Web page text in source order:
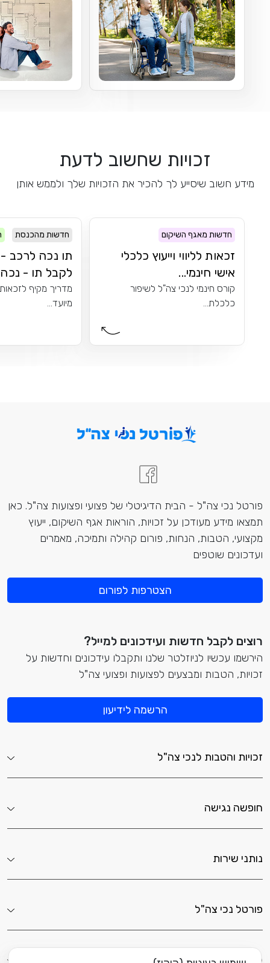
זכויות שחשוב לדעת
מידע חשוב שיסייע לך להכיר את הזכויות שלך ולממש אותן
חדשות מאגף השיקום
זכאות לליווי וייעוץ כלכלי
אישי חינמי...
קורס חינמי לנכי צה"ל לשיפור
כלכלת...
חדשות מהכנסת
תו נכה לרכב -
לקבל תו -
מדריך מקיף
מיועד...
פורטל נכי צה"ל - הבית הדיגיטלי של פצועי ופצועות צה"ל. כאן
תמצאו מידע מעודכן על זכויות, הוראות אגף השיקום, ייעוץ
מקצועי, הטבות, הנחות, פורום קהילה ותמיכה, מאמרים
ועדכונים שוטפים
הצטרפות לפורום
רוצים לקבל חדשות ועידכונים למייל?
הירשמו עכשיו לניוזלטר שלנו ותקבלו עידכונים וחדשות על
זכויות, הטבות ומבצעים לפצועות ופצועי צה"ל
הרשמה לידיעון
זכויות והטבות לנכי צה"ל
חופשה נגישה
נותני שירות
פורטל נכי צה"ל
לשירותך כאן